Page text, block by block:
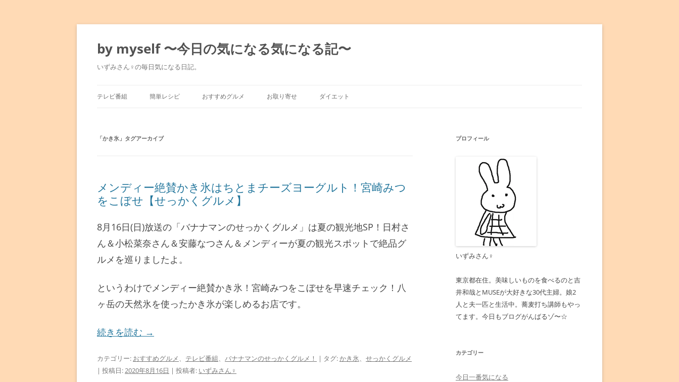
コ
テ
ン
ツ
ス
by myself 〜今日の気になる気になる記〜
いずみさん♀の毎日気になる日記。
テレビ番組
満天☆青空レストラン
簡単レシピ
水島流！弱火レシピ
おすすめグルメ お取り寄せ ダイエット
「かき氷 」タグアーカイブ
メンディー絶賛かき氷はちとまチーズヨーグルト！宮崎みつ
をこぼせ【せっかくグルメ】
8月16日(日)放送の「バナナマンのせっかくグルメ」は夏の観光地SP！日村さ
ん＆小松菜奈さん＆安藤なつさん＆メンディーが夏の観光スポットで絶品グ
ルメを巡りましたよ。
というわけでメンディー絶賛かき氷！宮崎みつをこぼせを早速チェック！八
ヶ岳の天然氷を使ったかき氷が楽しめるお店です。
続きを読む →
カテゴリー: おすすめグルメ、 テレビ番組、 バナナマンのせっかくグルメ！ | タグ:かき氷、 せっかくグルメ
| 投稿日:2020年8月16日 | 投稿者: いずみさん♀
プロフィール
いずみさん♀
東京都在住。美味しいものを食べるのと吉
井和哉とMUSEが大好きな30代主婦。娘2
人と夫一匹と生活中。蕎麦打ち講師もやっ
てます。今日もブログがんばるゾ〜☆
カテゴリー
今日一番気になる